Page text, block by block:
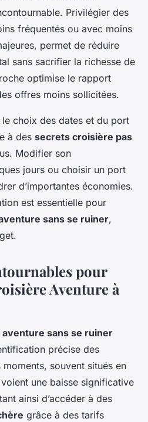
Privilégier des
fréquentés ou avec moins
permet de réduire
sans sacrifier la richesse de
optimise le rapport
offres moins sollicitées.
choix des dates et du port
à des secrets croisière pas
Modifier son
jours ou choisir un port
d’importantes économies.
est essentielle pour
sans se ruiner,
pour
Aventure à
sans se ruiner
précise des
moments, souvent situés en
une baisse significative
ainsi d’accéder à des
grâce à des tarifs